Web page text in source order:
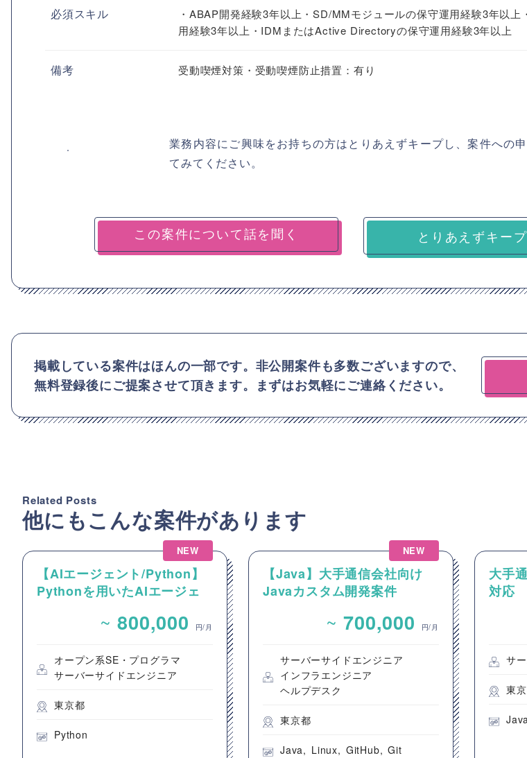
必須スキル
・ABAP開発経験3年以上・SD/MMモジュールの保守運用経験3年以上
用経験3年以上・IDMまたはActive Directoryの保守運用経験3年以上
備考 受動喫煙対策・受動喫煙防止措置：有り
業務内容にご興味をお持ちの方はとりあえずキープし、案件への
てみてください。
とりあえずキー
掲載している案件はほんの一部です。非公開案件も多数ございますので、
無料登録後にご提案させて頂きます。まずはお気軽にご連絡ください。
Related Posts
他にもこんな案件があります
NEW
【AIエージェント/Python】
Pythonを用いたAIエージェ
~ 800,000 円/月
オープン系SE・プログラマ
サーバーサイドエンジニア
東京都
Python
NEW
【Java】大手通信会社向け
Javaカスタム開発案件
~ 700,000 円/月
サーバーサイドエンジニア
インフラエンジニア
ヘルプデスク
東京都
Java Linux GitHub Git
大手
対応
サ
東